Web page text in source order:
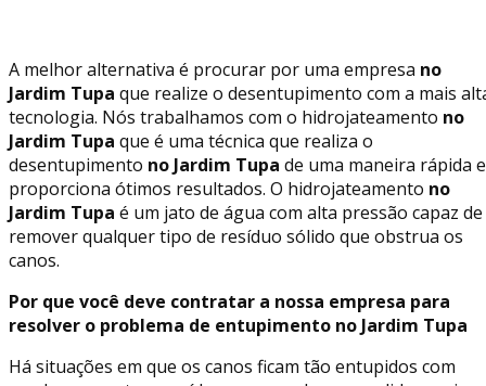
A melhor alternativa é procurar por uma empresa no
Jardim Tupa que realize o desentupimento com a mais
tecnologia. Nós trabalhamos com o hidrojateamento no
Jardim Tupa que é uma técnica que realiza o
desentupimento no Jardim Tupa de uma maneira rápida e
proporciona ótimos resultados. O hidrojateamento no
Jardim Tupa é um jato de água com alta pressão capaz de
remover qualquer tipo de resíduo sólido que obstrua os
canos.
Por que você deve contratar a nossa empresa para
resolver o problema de entupimento no Jardim Tupa
Há situações em que os canos ficam tão entupidos com